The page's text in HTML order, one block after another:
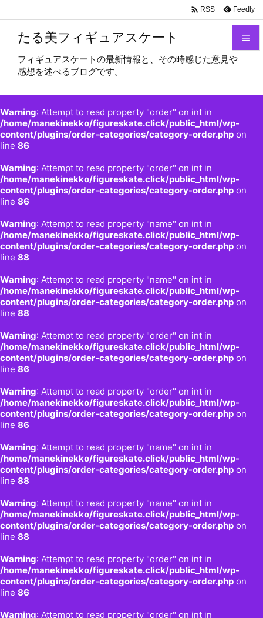
たる美フィギュアスケート
フィギュアスケートの最新情報と、その時感じた意見や
感想を述べるブログです。
Warning: Attempt to read property "order" on int in
/home/manekinekko/figureskate.click/public_html/wp-
content/plugins/order-categories/category-order.php on
line 86
Warning: Attempt to read property "order" on int in
/home/manekinekko/figureskate.click/public_html/wp-
content/plugins/order-categories/category-order.php on
line 86
Warning: Attempt to read property "name" on int in
/home/manekinekko/figureskate.click/public_html/wp-
content/plugins/order-categories/category-order.php on
line 88
Warning: Attempt to read property "name" on int in
/home/manekinekko/figureskate.click/public_html/wp-
content/plugins/order-categories/category-order.php on
line 88
Warning: Attempt to read property "order" on int in
/home/manekinekko/figureskate.click/public_html/wp-
content/plugins/order-categories/category-order.php on
line 86
Warning: Attempt to read property "order" on int in
/home/manekinekko/figureskate.click/public_html/wp-
content/plugins/order-categories/category-order.php on
line 86
Warning: Attempt to read property "name" on int in
/home/manekinekko/figureskate.click/public_html/wp-
content/plugins/order-categories/category-order.php on
line 88
Warning: Attempt to read property "name" on int in
/home/manekinekko/figureskate.click/public_html/wp-
content/plugins/order-categories/category-order.php on
line 88
Warning: Attempt to read property "order" on int in
/home/manekinekko/figureskate.click/public_html/wp-
content/plugins/order-categories/category-order.php on
line 86
Warning: Attempt to read property "order" on int in


前へ

 RSS Feedly